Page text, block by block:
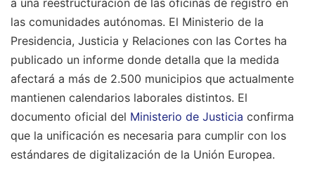
las comunidades autónomas. El Ministerio de la
Presidencia, Justicia y Relaciones con las Cortes ha
publicado un informe donde detalla que la medida
afectará a más de 2.500 municipios que actualmente
mantienen calendarios laborales distintos. El
documento oficial del Ministerio de Justicia confirma
que la unificación es necesaria para cumplir con los
estándares de digitalización de la Unión Europea.